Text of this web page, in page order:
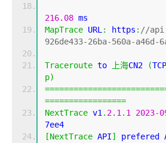
216.08 ms
MapTrace URL: https : //
926de433-26ba-560a-a46d-
Traceroute to 上海CN2 (TCP
p)
=================
NextTrace v1. 2.1. 1 2023-
7ee4
[NextTrace API] prefered